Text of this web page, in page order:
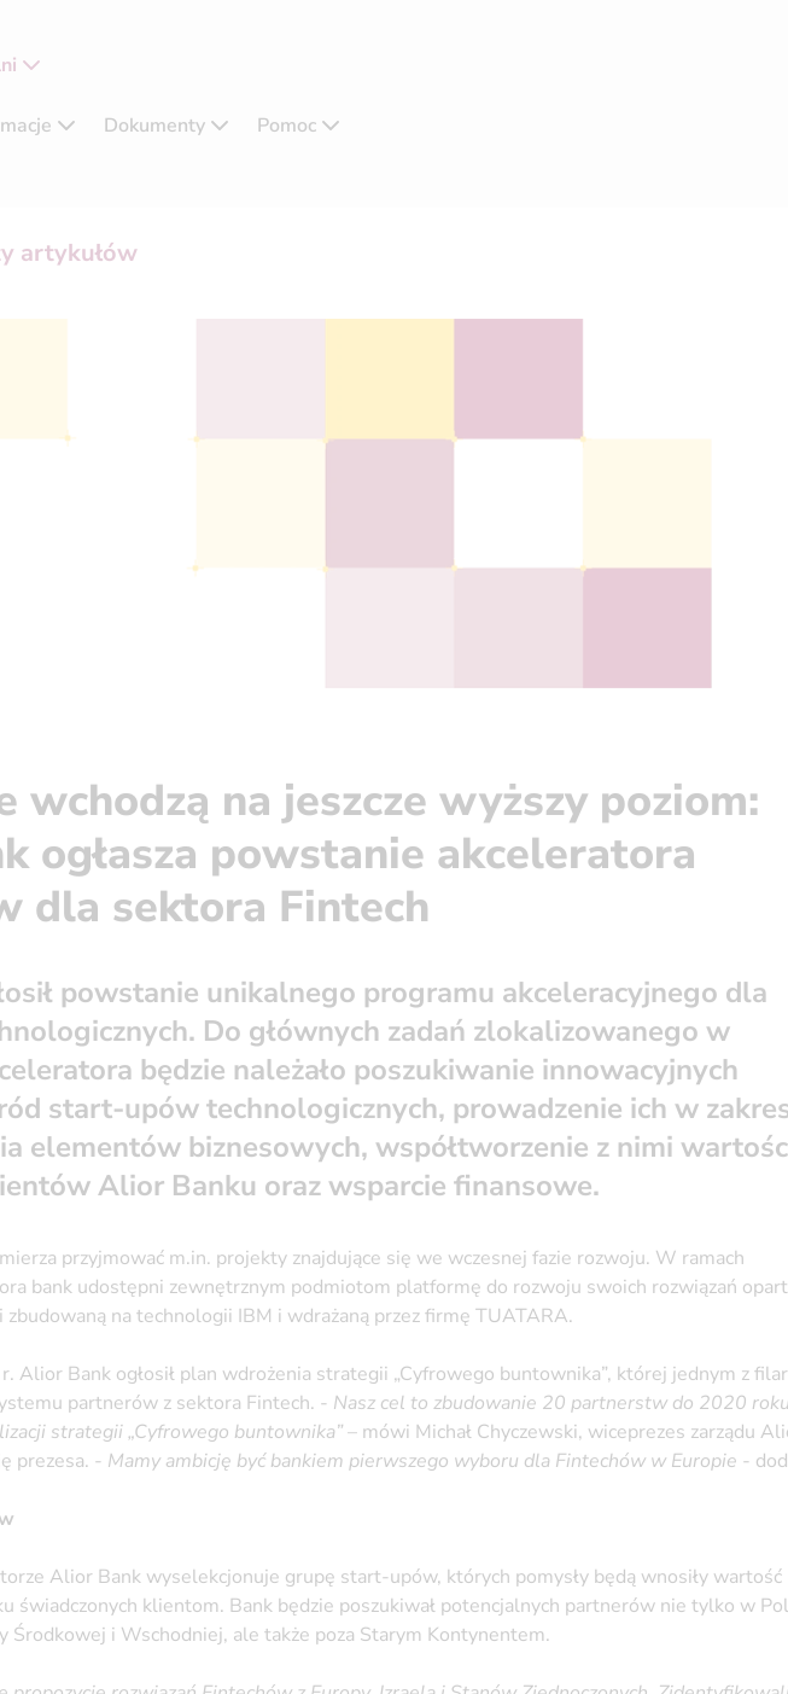
Dokumenty Pomoc
artykułów
wchodzą na jeszcze wyższy poziom:
ogłasza powstanie akceleratora
dla sektora Fintech
powstanie unikalnego programu akceleracyjnego dla
Do głównych zadań zlokalizowanego w
będzie należało poszukiwanie innowacyjnych
start-upów technologicznych, prowadzenie ich w
elementów biznesowych, współtworzenie z nimi
Alior Banku oraz wsparcie finansowe.
przyjmować m.in. projekty znajdujące się we wczesnej fazie rozwoju. W ramach
bank udostępni zewnętrznym podmiotom platformę do rozwoju swoich rozwiązań
na technologii IBM i wdrażaną przez firmę TUATARA.
Alior Bank ogłosił plan wdrożenia strategii „Cyfrowego buntownika”, której jednym z
partnerów z sektora Fintech. - Nasz cel to zbudowanie 20 partnerstw do 2020
strategii „Cyfrowego buntownika”– mówi Michał Chyczewski, wiceprezes zarządu
prezesa. - Mamy ambicję być bankiem pierwszego wyboru dla Fintechów w Europie -
Alior Bank wyselekcjonuje grupę start-upów, których pomysły będą wnosiły wartość
świadczonych klientom. Bank będzie poszukiwał potencjalnych partnerów nie tylko w
Środkowej i Wschodniej, ale także poza Starym Kontynentem.